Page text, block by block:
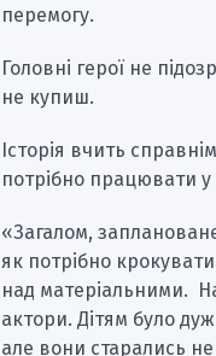
перемогу.
Головні герої не
не купиш.
Історія вчить
потрібно працювати у
«Загалом,
як потрібно
над матеріальними.
актори. Дітям було
але вони старались